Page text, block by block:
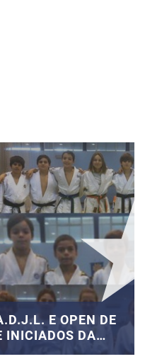
E OPEN DE
INICIADOS DA